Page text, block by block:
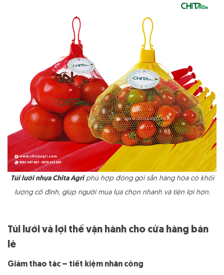
Túi lưới nhựa Chita Agriphù hợp đóng gói sẵn hàng hóa có khối
lượng cố định, giúp người mua lựa chọn nhanh và tiện lợi hơn.
Túi lưới và lợi thế vận hành cho cửa hàng bán
lẻ
Giảm thao tác – tiết kiệm nhân công